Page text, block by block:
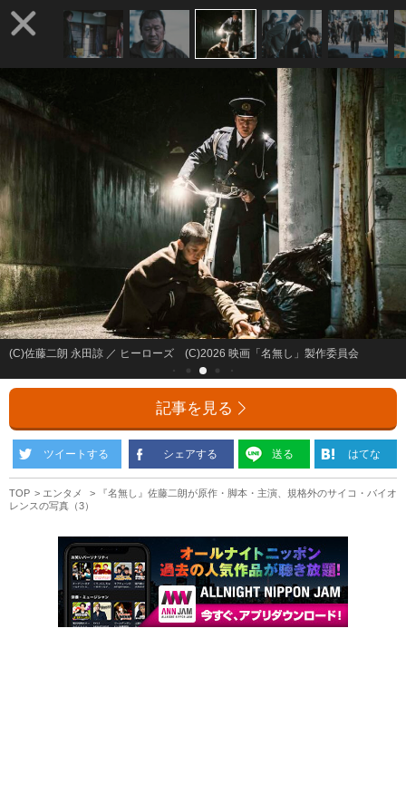
(C)佐藤二朗 永田諒 ／ ヒーローズ (C)2026 映画「名無し」製作委員会
記事を見る
ツイートする シェアする 送る はてな
TOP エンタメ
『名無し』佐藤二朗が原作・脚本・主演、規格外のサイコ・バイオ
レンスの写真（3）